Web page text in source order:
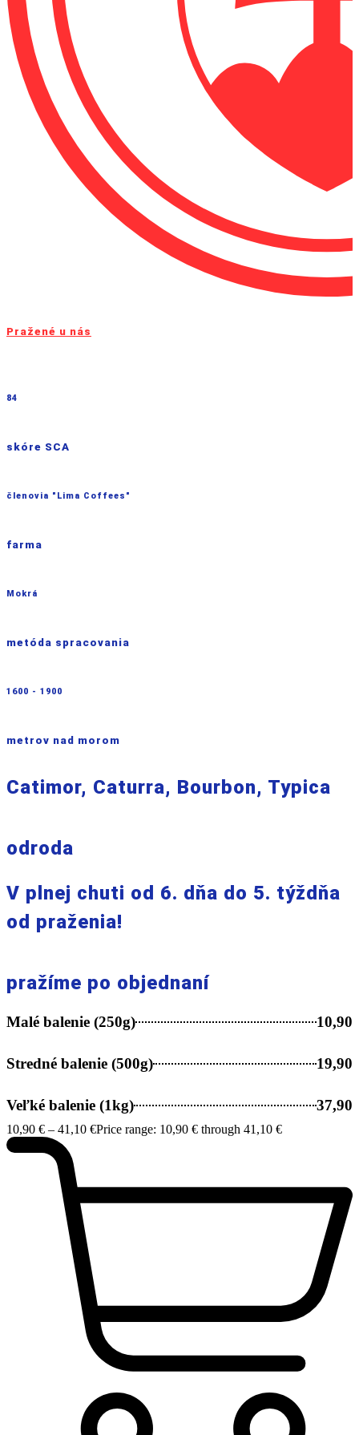
Pražené u nás
84
skóre SCA
členovia "Lima Coffees"
farma
Mokrá
metóda spracovania
1600 - 1900
metrov nad morom
Catimor, Caturra, Bourbon, Typica
odroda
V plnej chuti od 6. dňa do 5. týždňa
od praženia!
pražíme po objednaní
Malé balenie (250g) 10,90
Stredné balenie (500g) 19,90
Veľké balenie (1kg) 37,90
10,90 € – 41,10 €Price range: 10,90 € through 41,10 €